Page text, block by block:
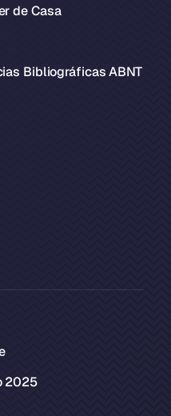
de Casa
Bibliográficas ABNT
2025